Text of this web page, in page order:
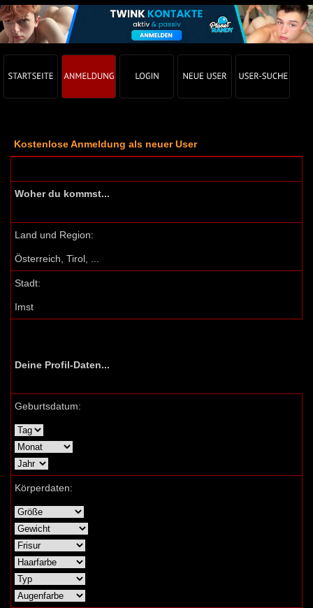
Kostenlose Anmeldung als neuer User
Woher du kommst...
Land und Region:
Österreich, Tirol, ...
Stadt:
Imst
Deine Profil-Daten...
Geburtsdatum:
Körperdaten: